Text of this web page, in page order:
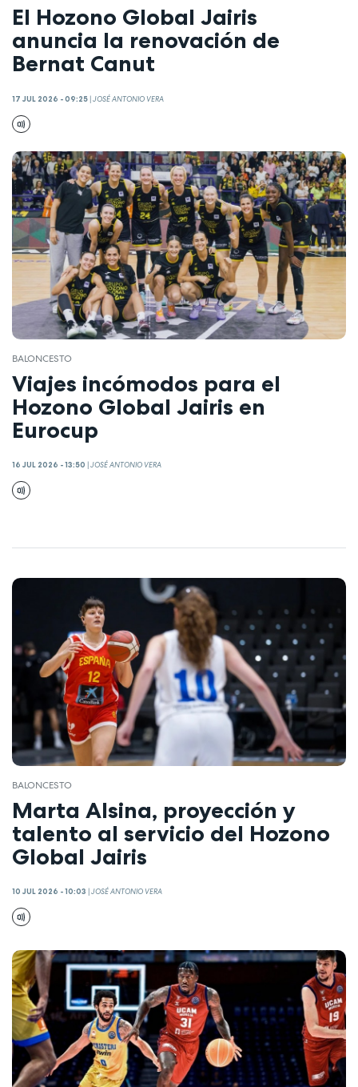
El Hozono Global Jairis
anuncia la renovación de
Bernat Canut
17 JUL 2026 - 09:25 |JOSÉ ANTONIO VERA
BALONCESTO
Viajes incómodos para el
Hozono Global Jairis en
Eurocup
16 JUL 2026 - 13:50 |JOSÉ ANTONIO VERA
BALONCESTO
Marta Alsina, proyección y
talento al servicio del Hozono
Global Jairis
10 JUL 2026 - 10:03 JOSÉ ANTONIO VERA